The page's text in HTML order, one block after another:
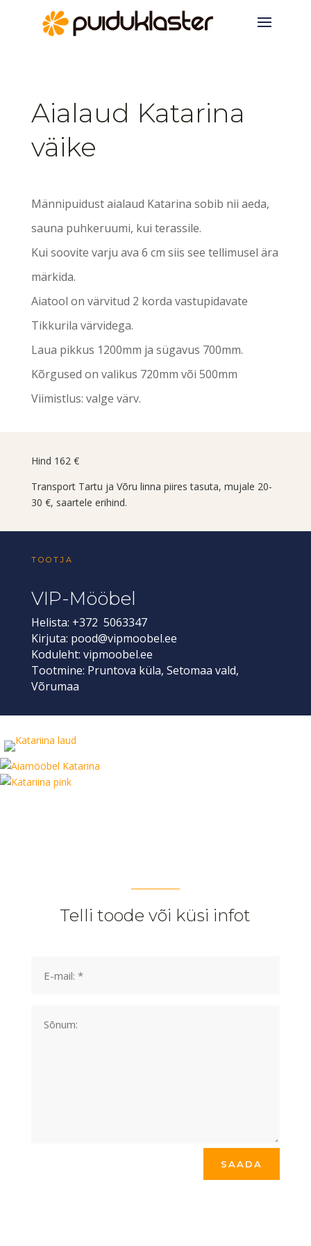
Aialaud Katarina
väike
Männipuidust aialaud Katarina sobib nii aeda,
sauna puhkeruumi, kui terassile.
Kui soovite varju ava 6 cm siis see tellimusel ära
märkida.
Aiatool on värvitud 2 korda vastupidavate
Tikkurila värvidega.
Laua pikkus 1200mm ja sügavus 700mm.
Kõrgused on valikus 720mm või 500mm
Viimistlus: valge värv.
Hind 162 €
Transport Tartu ja Võru linna piires tasuta, mujale 20-
30 €, saartele erihind.
TOOTJA
VIP-Mööbel
Helista: +372 5063347
Kirjuta: pood@vipmoobel.ee
Koduleht: vipmoobel.ee
Tootmine: Pruntova küla, Setomaa vald,
Võrumaa
Telli toode või küsi infot